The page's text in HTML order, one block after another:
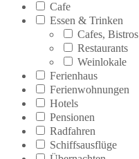
Cafe
Essen & Trinken
Cafes, Bistros
Restaurants
Weinlokale
Ferienhaus
Ferienwohnungen
Hotels
Pensionen
Radfahren
Schiffsausflüge